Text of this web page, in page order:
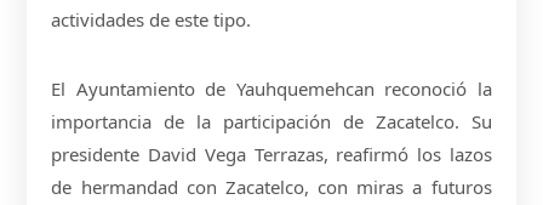
actividades de este tipo.
El Ayuntamiento de Yauhquemehcan reconoció la
importancia de la participación de Zacatelco. Su
presidente David Vega Terrazas, reafirmó los lazos
de hermandad con Zacatelco, con miras a futuros